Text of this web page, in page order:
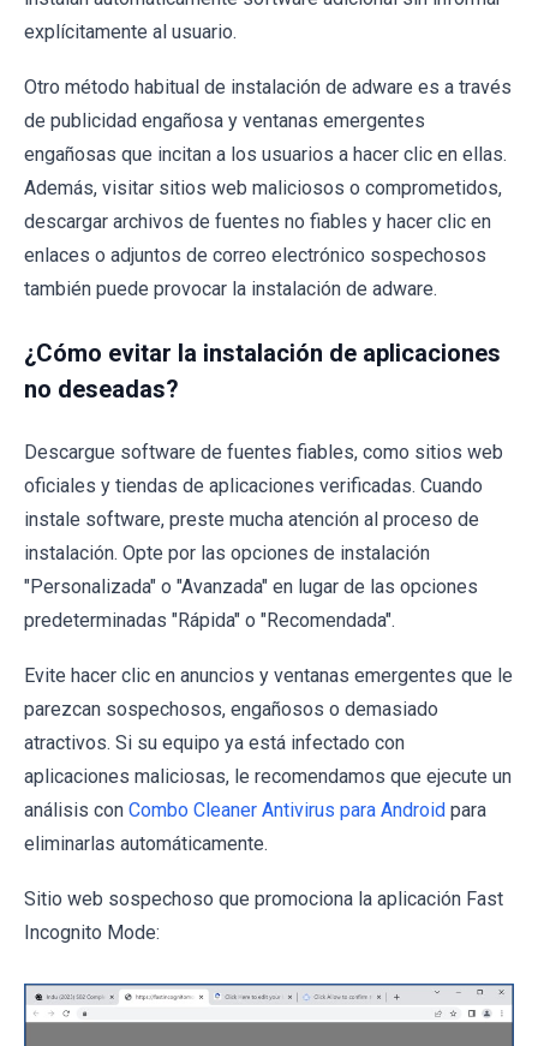
explícitamente al usuario.
Otro método habitual de instalación de adware es a través
de publicidad engañosa y ventanas emergentes
engañosas que incitan a los usuarios a hacer clic en ellas.
Además, visitar sitios web maliciosos o comprometidos,
descargar archivos de fuentes no fiables y hacer clic en
enlaces o adjuntos de correo electrónico sospechosos
también puede provocar la instalación de adware.
¿Cómo evitar la instalación de aplicaciones
no deseadas?
Descargue software de fuentes fiables, como sitios web
oficiales y tiendas de aplicaciones verificadas. Cuando
instale software, preste mucha atención al proceso de
instalación. Opte por las opciones de instalación
"Personalizada" o "Avanzada" en lugar de las opciones
predeterminadas "Rápida" o "Recomendada".
Evite hacer clic en anuncios y ventanas emergentes que le
parezcan sospechosos, engañosos o demasiado
atractivos. Si su equipo ya está infectado con
aplicaciones maliciosas, le recomendamos que ejecute un
análisis con Combo Cleaner Antivirus para Android para
eliminarlas automáticamente.
Sitio web sospechoso que promociona la aplicación Fast
Incognito Mode: